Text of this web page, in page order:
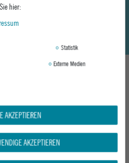
Neu
hier:
Statistik
Externe Medien
AKZEPTIEREN
AKZEPTIEREN